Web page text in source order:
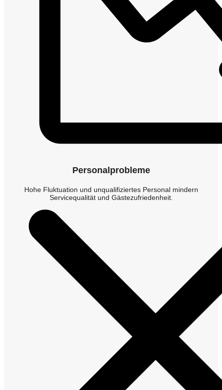
Personalprobleme
Hohe Fluktuation und unqualifiziertes Personal mindern
Servicequalität und Gästezufriedenheit.